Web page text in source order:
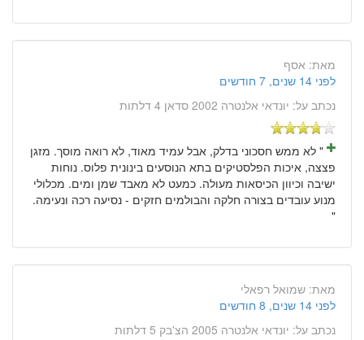
מאת: אסף
לפני 14 שנים, 7 חודשים
נכתב על: יונדאי אלנטרה 2002 סדאן 4 דלתות
" לא ממש חסכוני בדלק, אבל עמיד מאוד, לא רואה מוסך. מזגן
פצצה, איכות הפלסטיקים בתא הנוסעים בינונית פלוס. נוחות
ישיבה וכיוון הכיסאות מעולה. כמעט לא מאבד שמן ומים. מכלולי
מנוע עובדים בצורה חלקה והבולמים חזקים - נסיעה רכה ונעימה.
"
מאת: שמואל רפאלי
לפני 14 שנים, 8 חודשים
נכתב על: יונדאי אלנטרה 2005 הצ'בק 5 דלתות